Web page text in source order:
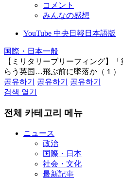
コメント
みんなの感想
YouTube 中央日報日本語版
国際・日本一般
【ミリタリーブリーフィング】
らう英国…飛ぶ前に墜落か（１）
공유하기
공유하기
공유하기
검색 열기
전체 카테고리 메뉴
ニュース
政治
国際・日本
社会・文化
最新記事